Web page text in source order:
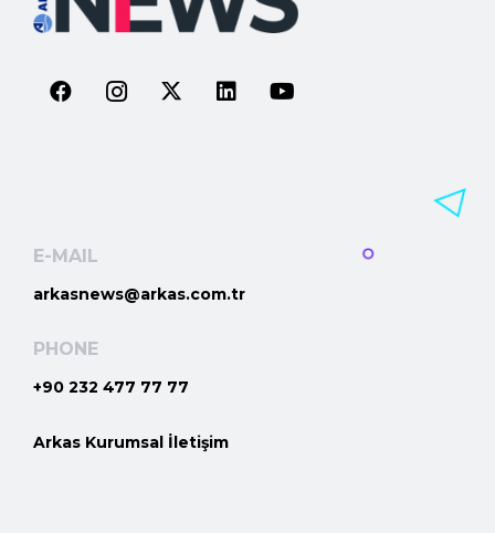
E-MAIL
arkasnews@arkas.com.tr
PHONE
+90 232 477 77 77
Arkas Kurumsal İletişim